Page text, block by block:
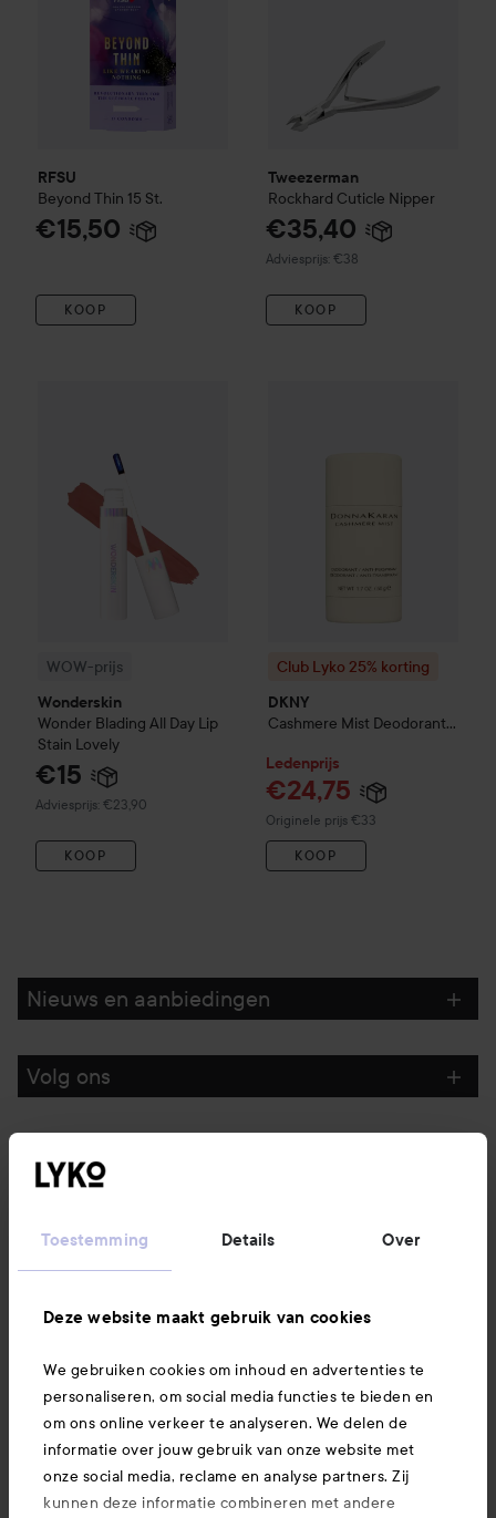
Toestemming Details Over
Deze website maakt gebruik van cookies
We gebruiken cookies om inhoud en advertenties te
personaliseren, om social media functies te bieden en
om ons online verkeer te analyseren. We delen de
informatie over jouw gebruik van onze website met
onze social media, reclame en analyse partners. Zij
kunnen deze informatie combineren met andere
RFSU
Beyond Thin 15 St.
€15,50
KOOP
Tweezerman
Rockhard Cuticle Nipper
€35,40
Adviesprijs: €38
Aanbevolen prijs €38
KOOP
WOW-prijs
Wonderskin
Wonder Blading All Day Lip
Stain Lovely
€15
Adviesprijs: €23,90
Aanbevolen prijs €23,90
KOOP
Club Lyko 25% korting
DKNY
Cashmere Mist Deodorant
Ledenprijs
€24,75
Originele prijs €33
Normale prijs €33
KOOP
Nieuws en aanbiedingen
Volg ons
Informatie
Ook interessant
Download hier onze app